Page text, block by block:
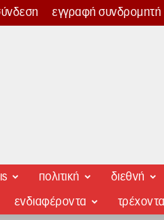
εγγραφή συνδρομητή
πολιτική διεθνή
ενδιαφέροντα